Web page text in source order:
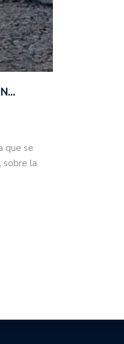
que se
sobre la